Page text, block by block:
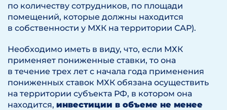
по количеству сотрудников, по площади
помещений, которые должны находится
в собственности у МХК на территории САР).
Необходимо иметь в виду, что, если МХК
применяет пониженные ставки, то она
в течение трех лет с начала года применения
пониженных ставок МХК обязана осуществить
на территории субъекта РФ, в котором она
находится, инвестиции в объеме не менее